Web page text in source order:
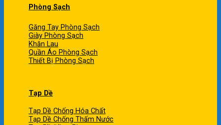
Phòng Sạch
Găng Tay Phòng Sạch
Giày Phòng Sạch
Khăn Lau
Quần Áo Phòng Sạch
Thiết Bị Phòng Sạch
Tạp Dề
Tạp Dề Chống Hóa Chất
Tạp Dề Chống Thấm Nước